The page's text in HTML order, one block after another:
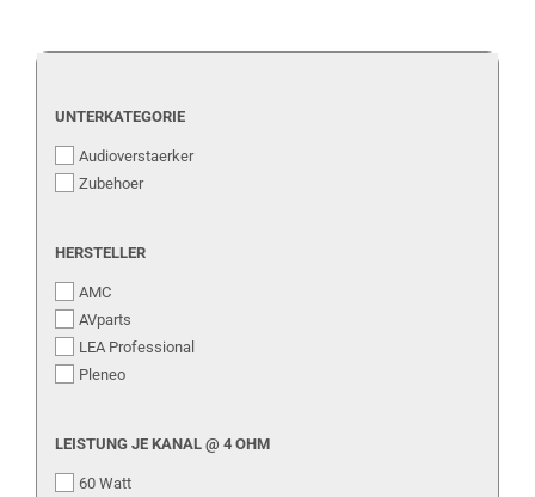
UNTERKATEGORIE
UNTERKATEGORIE
Audioverstaerker
Zubehoer
HERSTELLER
HERSTELLER
AMC
AVparts
LEA Professional
Pleneo
LEISTUNG
KANAL
LEISTUNG JE KANAL @ 4 OHM
60 Watt